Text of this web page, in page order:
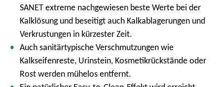
SANET extreme nachgewiesen beste Werte bei der
Kalklösung und beseitigt auch Kalkablagerungen und
Verkrustungen in kürzester Zeit.
Auch sanitärtypische Verschmutzungen wie
Kalkseifenreste, Urinstein, Kosmetikrückstände oder
Rost werden mühelos entfernt.